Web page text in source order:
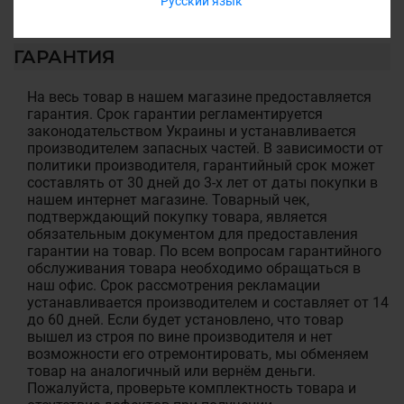
ГАРАНТИЯ
На весь товар в нашем магазине предоставляется
гарантия. Срок гарантии регламентируется
законодательством Украины и устанавливается
производителем запасных частей. В зависимости от
политики производителя, гарантийный срок может
составлять от 30 дней до 3-х лет от даты покупки в
нашем интернет магазине. Товарный чек,
подтверждающий покупку товара, является
обязательным документом для предоставления
гарантии на товар. По всем вопросам гарантийного
обслуживания товара необходимо обращаться в
наш офис. Срок рассмотрения рекламации
устанавливается производителем и составляет от 14
до 60 дней. Если будет установлено, что товар
вышел из строя по вине производителя и нет
возможности его отремонтировать, мы обменяем
товар на аналогичный или вернём деньги.
Пожалуйста, проверьте комплектность товара и